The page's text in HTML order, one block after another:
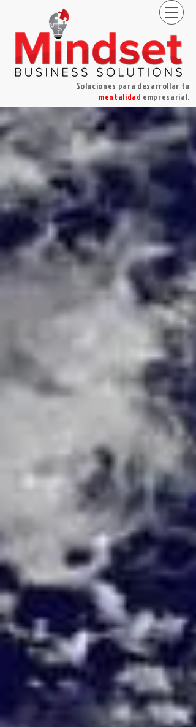
Soluciones para desarrollar tu
mentalidad empresarial.